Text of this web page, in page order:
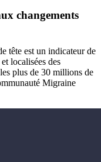
changements
tête est un indicateur de
localisées des
plus de 30 millions de
Migraine